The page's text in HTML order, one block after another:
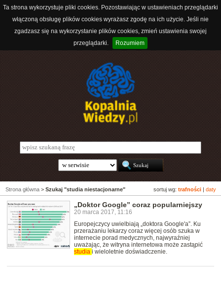
Ta strona wykorzystuje pliki cookies. Pozostawiając w ustawieniach przeglądarki
włączoną obsługę plików cookies wyrażasz zgodę na ich użycie. Jeśli nie
zgadzasz się na wykorzystanie plików cookies, zmień ustawienia swojej
przeglądarki.
Rozumiem
sortuj wg: trafności daty
Strona główna > Szukaj "studia niestacjonarne"
„Doktor Google” coraz popularniejszy
20 marca 2017, 11:16
Europejczycy uwielbiają „doktora Google'a”. Ku
przerażaniu lekarzy coraz więcej osób szuka w
internecie porad medycznych, najwyraźniej
uważając, że witryna internetowa może zastąpić
studia i wieloletnie doświadczenie.